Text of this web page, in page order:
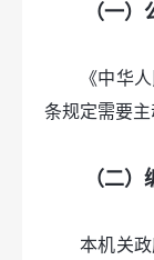
（一
《中华
条规定需要主
（二
本机关